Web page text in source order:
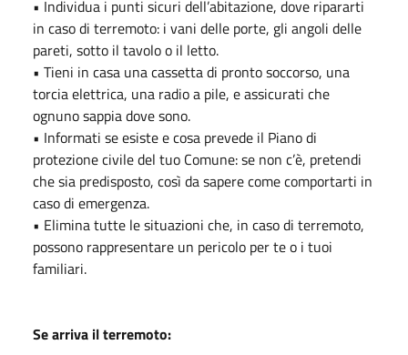
• Individua i punti sicuri dell’abitazione, dove ripararti
in caso di terremoto: i vani delle porte, gli angoli delle
pareti, sotto il tavolo o il letto.
• Tieni in casa una cassetta di pronto soccorso, una
torcia elettrica, una radio a pile, e assicurati che
ognuno sappia dove sono.
• Informati se esiste e cosa prevede il Piano di
protezione civile del tuo Comune: se non c’è, pretendi
che sia predisposto, così da sapere come comportarti in
caso di emergenza.
• Elimina tutte le situazioni che, in caso di terremoto,
possono rappresentare un pericolo per te o i tuoi
familiari.
Se arriva il terremoto: